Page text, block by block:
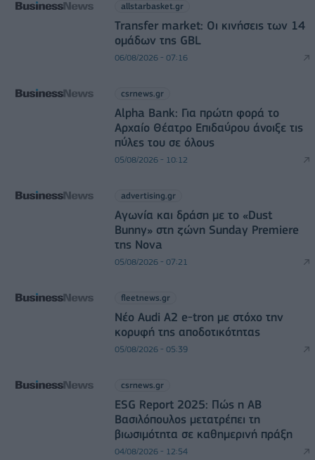
allstarbasket.gr
Transfer market: Οι κινήσεις των 14
ομάδων της GBL
06/08/2026 - 07:16
csrnews.gr
Alpha Bank: Για πρώτη φορά το
Αρχαίο Θέατρο Επιδαύρου άνοιξε τις
πύλες του σε όλους
05/08/2026 - 10:12
advertising.gr
Αγωνία και δράση με το «Dust
Bunny» στη ζώνη Sunday Premiere
της Nova
05/08/2026 - 07:21
fleetnews.gr
Νέο Audi A2 e-tron με στόχο την
κορυφή της αποδοτικότητας
05/08/2026 - 05:39
csrnews.gr
ESG Report 2025: Πώς η ΑΒ
Βασιλόπουλος μετατρέπει τη
βιωσιμότητα σε καθημερινή πράξη
04/08/2026 - 12:54